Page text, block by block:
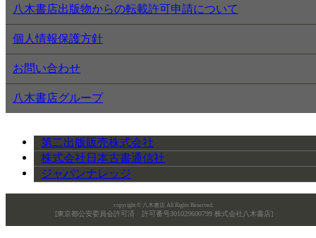
八木書店出版物からの転載許可申請について
個人情報保護方針
お問い合わせ
八木書店グループ
copyright © 八木書店 All Rights Reserved.
[東京都公安委員会許可済 許可番号301029600799 株式会社八木書店]
第二出版販売株式会社
株式会社日本古書通信社
ジャパンナレッジ